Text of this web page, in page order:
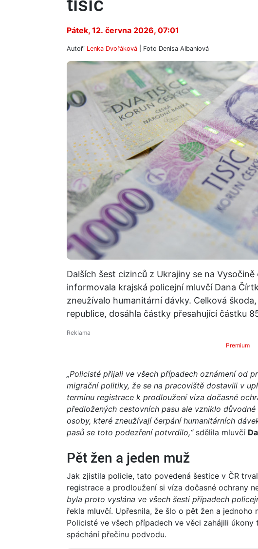
tisíc
Pátek, 12. června 2026, 07:01
Autoři Lenka Dvořáková | Foto Denisa Albaniová
Dalších šest cizinců z Ukrajiny se na
informovala krajská policejní mluvčí Dana
zneužívalo humanitární dávky. Celková
republice, dosáhla částky přesahující částku
Premium
„Policisté přijali ve všech případech oznámení od
migrační politiky, že se na pracoviště dostavili v
termínu registrace k prodloužení víza dočasné
předložených cestovních pasu ale vzniklo
osoby, které zneužívají čerpání humanitárních
pasů se toto podezření potvrdilo,“sdělila mluvčí
Pět žen a jeden muž
Jak zjistila policie, tato povedená šestice v ČR
registrace a prodloužení si víza dočasné ochrany
byla proto vyslána ve všech šesti případech
řekla mluvčí. Upřesnila, že šlo o pět žen a
Policisté ve všech případech ve věci zahájili
spáchání přečinu podvodu.